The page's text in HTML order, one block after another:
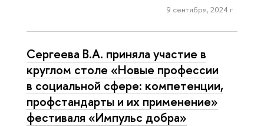
9 сентября, 2024 г.
Сергеева В.А. приняла участие в
круглом столе «Новые профессии
в социальной сфере: компетенции,
профстандарты и их применение»
фестиваля «Импульс добра»